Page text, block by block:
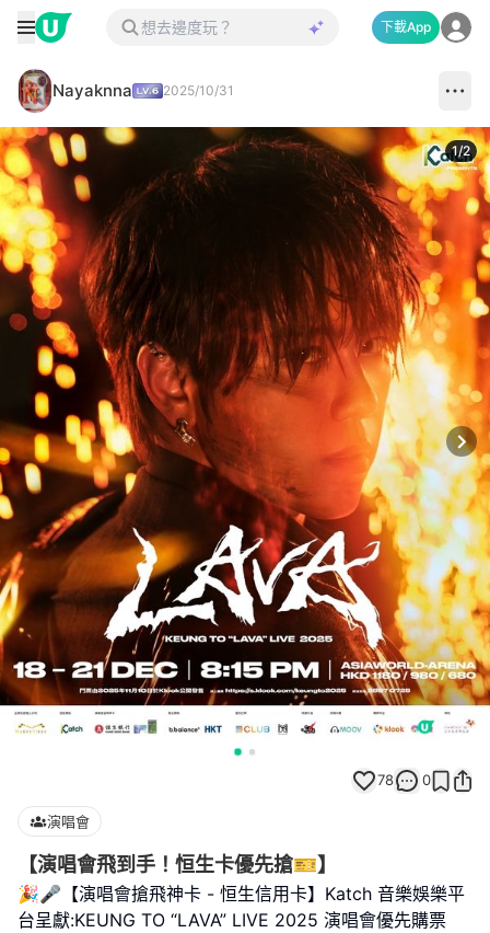
下載App
Nayaknna 2025/10/31
1/2
78 0
演唱會
【演唱會飛到手！恒生卡優先搶🎫】
🎉🎤【演唱會搶飛神卡 - 恒生信用卡】Katch 音樂娛樂平
台呈獻:KEUNG TO “LAVA” LIVE 2025 演唱會優先購票